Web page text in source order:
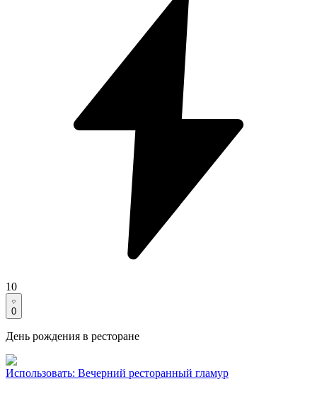
10
0
День рождения в ресторане
Использовать: Вечерний ресторанный гламур